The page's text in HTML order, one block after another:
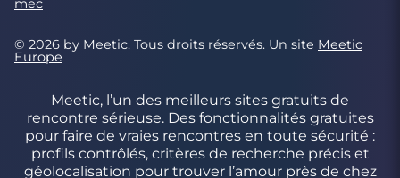
mec
© 2026 by Meetic. Tous droits réservés. Un site Meetic
Europe
Meetic, l’un des meilleurs sites gratuits de
rencontre sérieuse. Des fonctionnalités gratuites
pour faire de vraies rencontres en toute sécurité :
profils contrôlés, critères de recherche précis et
géolocalisation pour trouver l’amour près de chez